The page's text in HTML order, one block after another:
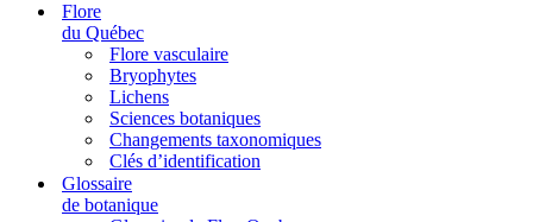
Flore
du Québec
Flore vasculaire
Bryophytes
Lichens
Sciences botaniques
Changements taxonomiques
Clés d’identification
Glossaire
de botanique